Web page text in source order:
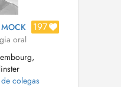
MOCK 197
oral
colegas